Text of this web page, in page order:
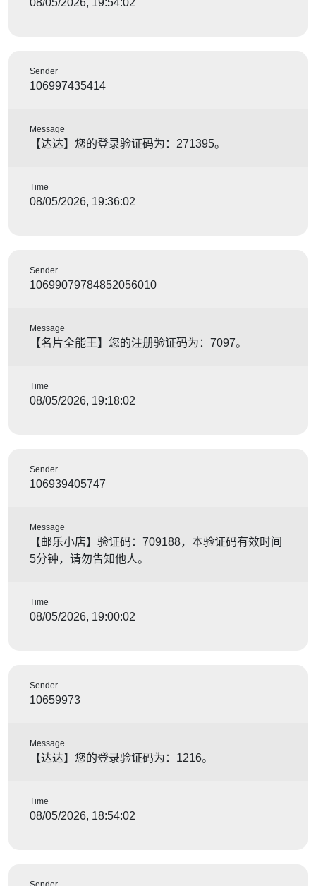
08/05/2026, 19:54:02
Sender
106997435414
Message
【达达】您的登录验证码为：271395。
Time
08/05/2026, 19:36:02
Sender
10699079784852056010
Message
【名片全能王】您的注册验证码为：7097。
Time
08/05/2026, 19:18:02
Sender
106939405747
Message
【邮乐小店】验证码：709188，本验证码有效时间
5分钟，请勿告知他人。
Time
08/05/2026, 19:00:02
Sender
10659973
Message
【达达】您的登录验证码为：1216。
Time
08/05/2026, 18:54:02